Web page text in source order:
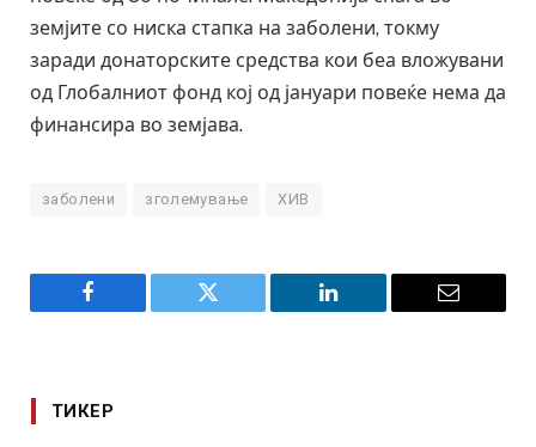
земјите со ниска стапка на заболени, токму
заради донаторските средства кои беа вложувани
од Глобалниот фонд кој од јануари повеќе нема да
финансира во земјава.
заболени зголемување ХИВ
Facebook Twitter LinkedIn Email
ТИКЕР